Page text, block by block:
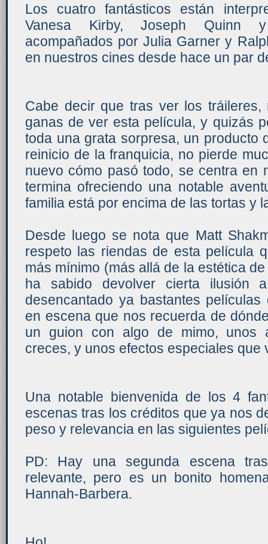
Los cuatro fantásticos están
Vanesa Kirby, Joseph Quinn y
acompañados por Julia Garner y
en nuestros cines desde hace un par
Cabe decir que tras ver los
ganas de ver esta película, y quizás
toda una grata sorpresa, un producto
reinicio de la franquicia, no pierde
nuevo cómo pasó todo, se centra en
termina ofreciendo una notable
familia está por encima de las tortas y
Desde luego se nota que Matt
respeto las riendas de esta película
más mínimo (más allá de la estética
ha sabido devolver cierta ilusión
desencantado ya bastantes
en escena que nos recuerda de
un guion con algo de mimo, unos
creces, y unos efectos especiales que
Una notable bienvenida de los 4
escenas tras los créditos que ya nos
peso y relevancia en las siguientes
PD: Hay una segunda escena
relevante, pero es un bonito
Hannah-Barbera.